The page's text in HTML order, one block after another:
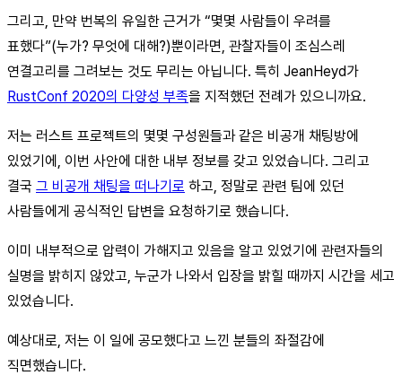
그리고, 만약 번복의 유일한 근거가 “몇몇 사람들이 우려를
표했다”(누가? 무엇에 대해?)뿐이라면, 관찰자들이 조심스레
연결고리를 그려보는 것도 무리는 아닙니다. 특히 JeanHeyd가
RustConf 2020의 다양성 부족을 지적했던 전례가 있으니까요.
저는 러스트 프로젝트의 몇몇 구성원들과 같은 비공개 채팅방에
있었기에, 이번 사안에 대한 내부 정보를 갖고 있었습니다. 그리고
결국 그 비공개 채팅을 떠나기로 하고, 정말로 관련 팀에 있던
사람들에게 공식적인 답변을 요청하기로 했습니다.
이미 내부적으로 압력이 가해지고 있음을 알고 있었기에 관련자들의
실명을 밝히지 않았고, 누군가 나와서 입장을 밝힐 때까지 시간을 세고
있었습니다.
예상대로, 저는 이 일에 공모했다고 느낀 분들의 좌절감에
직면했습니다.